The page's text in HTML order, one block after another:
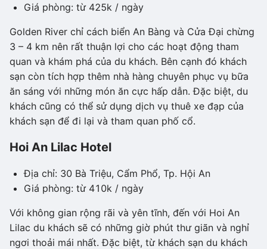
Giá phòng: từ 425k / ngày
Golden River chỉ cách biển An Bàng và Cửa Đại chừng
3 – 4 km nên rất thuận lợi cho các hoạt động tham
quan và khám phá của du khách. Bên cạnh đó khách
sạn còn tích hợp thêm nhà hàng chuyên phục vụ bữa
ăn sáng với những món ăn cực hấp dẫn. Đặc biệt, du
khách cũng có thể sử dụng dịch vụ thuê xe đạp của
khách sạn để đi lại và tham quan phố cổ.
Hoi An Lilac Hotel
Địa chỉ: 30 Bà Triệu, Cẩm Phổ, Tp. Hội An
Giá phòng: từ 410k / ngày
Với không gian rộng rãi và yên tĩnh, đến với Hoi An
Lilac du khách sẽ có những giờ phút thư giãn và nghỉ
ngơi thoải mái nhất. Đặc biệt, từ khách sạn du khách